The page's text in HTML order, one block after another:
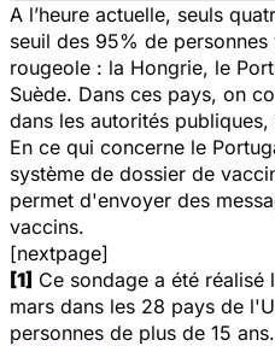
A l’heure actuelle, seuls
seuil des 95% de
rougeole : la Hongrie, le
Suède. Dans ces pays, on
dans les autorités
En ce qui concerne le
système de dossier de
permet d'envoyer des
vaccins.
[nextpage]
[1] Ce sondage a été
mars dans les 28 pays de
personnes de plus de 15 ans.